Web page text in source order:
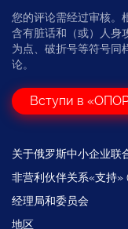
您的评论需经过审核。
含有脏话和（或）人身
为点、破折号等符号同
论。
Вступи в
关于俄罗斯中小企业联
非营利伙伴关系«支持»
经理局和委员会
地区